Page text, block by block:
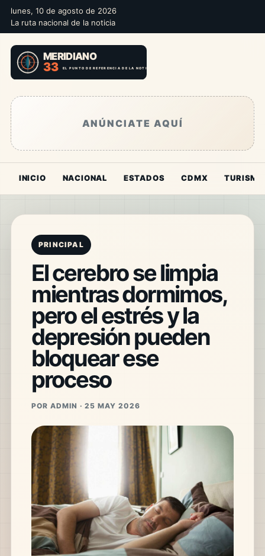
lunes, 10 de agosto de 2026
La ruta nacional de la noticia
ANÚNCIATE AQUÍ
INICIO NACIONAL ESTADOS CDMX TURISMO
PRINCIPAL
El cerebro se limpia
mientras dormimos,
pero el estrés y la
depresión pueden
bloquear ese
proceso
POR ADMIN · 25 MAY 2026